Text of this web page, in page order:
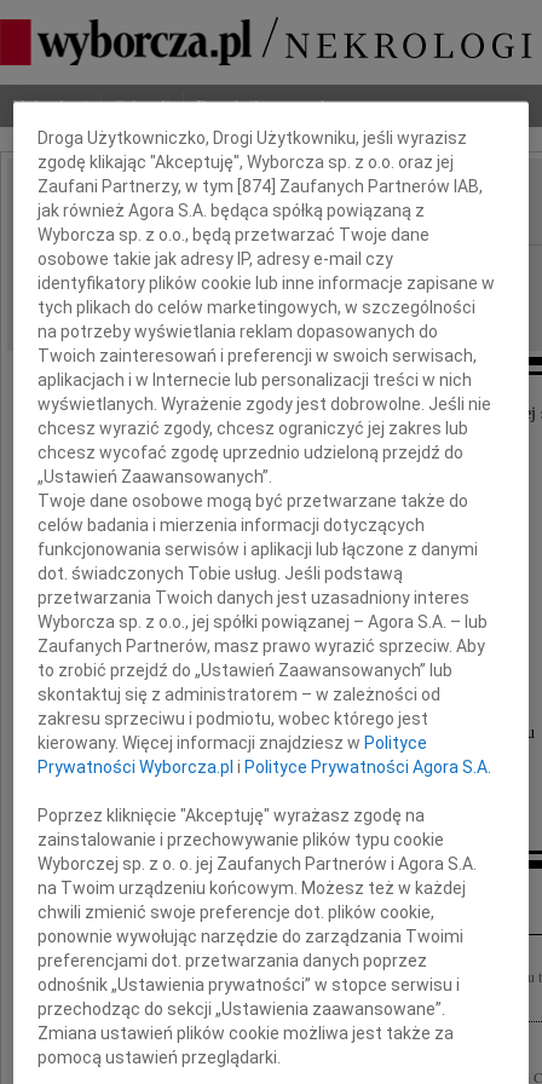
Nekrologi Odeszli Poradnik pogrzebowy
IMIĘ I NAZWISKO: Agnieszka Cicha
REGION: Poznań
DATA EMISJI: 29.01.2013
Z głębokim żalem przyjęliśmy wiadomość o tragicznej
Agnieszki Cichej
Mirosławowi Cichemu
i Jego Bliskim
składamy wyrazy współczucia i szczerego żalu
Beata i Dariusz Pflanz z rodziną
Inne kondolencje
Mirosławowi Cichemu wyrazy najgłębszego żalu i prawdziwego smutku z
jakże bolesnej śmierci ukochanej Córki Agnieszki składa Jerzy Krotoski wraz z...
Z głębokim smutkiem przyjęliśmy wiadomość o nieoczekiwanej śmierci Agnieszki
Dbamy o Twoją prywatność
Droga Użytkowniczko, Drogi Użytkowniku, jeśli wyrazisz
zgodę klikając "Akceptuję", Wyborcza sp. z o.o. oraz jej
Zaufani Partnerzy, w tym [874 ] Zaufanych Partnerów IAB,
jak również Agora S.A. będąca spółką powiązaną z
Wyborcza sp. z o.o., będą przetwarzać Twoje dane
osobowe takie jak adresy IP, adresy e-mail czy
identyfikatory plików cookie lub inne informacje zapisane w
tych plikach do celów marketingowych, w szczególności
na potrzeby wyświetlania reklam dopasowanych do
Twoich zainteresowań i preferencji w swoich serwisach,
aplikacjach i w Internecie lub personalizacji treści w nich
wyświetlanych. Wyrażenie zgody jest dobrowolne. Jeśli nie
chcesz wyrazić zgody, chcesz ograniczyć jej zakres lub
chcesz wycofać zgodę uprzednio udzieloną przejdź do
„Ustawień Zaawansowanych”.
Twoje dane osobowe mogą być przetwarzane także do
celów badania i mierzenia informacji dotyczących
funkcjonowania serwisów i aplikacji lub łączone z danymi
dot. świadczonych Tobie usług. Jeśli podstawą
przetwarzania Twoich danych jest uzasadniony interes
Wyborcza sp. z o.o., jej spółki powiązanej – Agora S.A. – lub
Zaufanych Partnerów, masz prawo wyrazić sprzeciw. Aby
to zrobić przejdź do „Ustawień Zaawansowanych” lub
skontaktuj się z administratorem – w zależności od
zakresu sprzeciwu i podmiotu, wobec którego jest
kierowany. Więcej informacji znajdziesz w Polityce
Prywatności Wyborcza.pl i Polityce Prywatności Agora S.A.
Poprzez kliknięcie "Akceptuję" wyrażasz zgodę na
zainstalowanie i przechowywanie plików typu cookie
Wyborczej sp. z o. o. jej Zaufanych Partnerów i Agora S.A.
na Twoim urządzeniu końcowym. Możesz też w każdej
chwili zmienić swoje preferencje dot. plików cookie,
ponownie wywołując narzędzie do zarządzania Twoimi
preferencjami dot. przetwarzania danych poprzez
odnośnik „Ustawienia prywatności” w stopce serwisu i
przechodząc do sekcji „Ustawienia zaawansowane”.
Zmiana ustawień plików cookie możliwa jest także za
pomocą ustawień przeglądarki.